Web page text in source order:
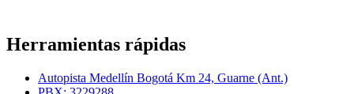
Herramientas rápidas
Autopista Medellín Bogotá Km 24, Guarne (Ant.)